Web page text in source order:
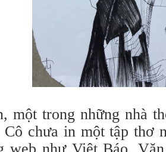
một trong những nhà
chưa in một tập thơ